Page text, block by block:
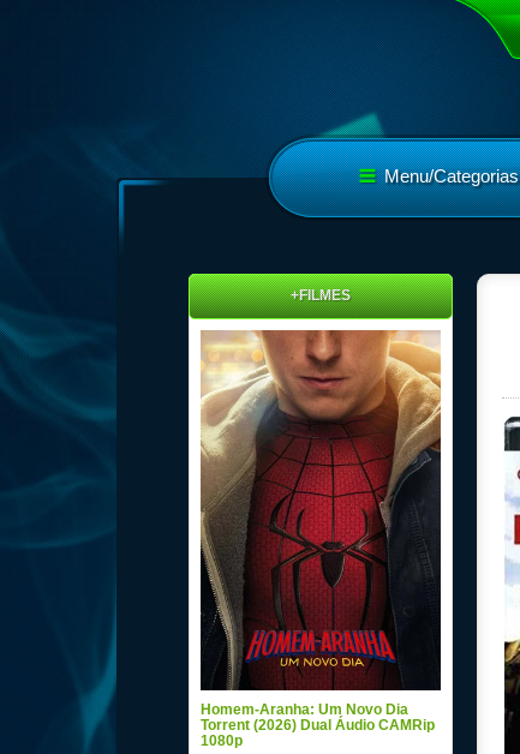
Menu/Categorias
+FILMES
Homem-Aranha: Um Novo Dia
Torrent (2026) Dual Áudio CAMRip
1080p